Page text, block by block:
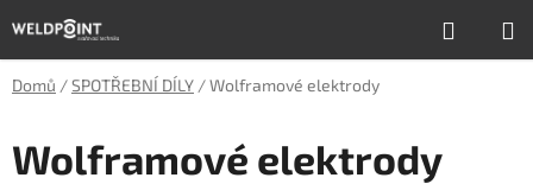
na
obsah
Hledat
Domů /SPOTŘEBNÍ DÍLY /Wolframové elektrody
Wolframové elektrody